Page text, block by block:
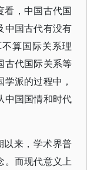
看，中国古代国
中国古代有没有
算国际关系理
古代国际关系等
派的过程中，
中国国情和时代
以来，学术界普
。而现代意义上